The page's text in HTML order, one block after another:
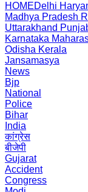
HOMEDelhi
Madhya Pradesh
Uttarakhand
Karnataka
Odisha Kerala
Jansamasya
News
Bjp
National
Police
Bihar
India
कांग्रेस
बीजेपी
Gujarat
Accident
Congress